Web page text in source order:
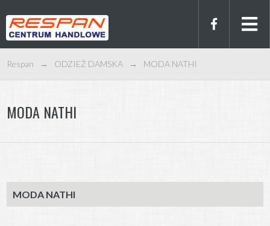
Respan → ODZIEŻ DAMSKA → MODA NATHI
MODA NATHI
MODA NATHI